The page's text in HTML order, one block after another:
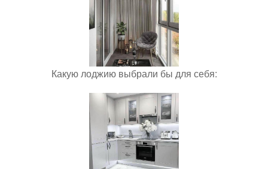
Какую лоджию выбрали бы для себя: